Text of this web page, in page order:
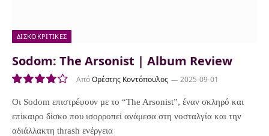
ΔΙΣΚΟΚΡΙΤΙΚΈΣ
Sodom: The Arsonist | Album Review
8.0
ΑπόΟρέστης Κοντόπουλος 2025-09-01
Οι Sodom επιστρέφουν με το “The Arsonist”, έναν σκληρό και
επίκαιρο δίσκο που ισορροπεί ανάμεσα στη νοσταλγία και την
αδιάλλακτη thrash ενέργεια